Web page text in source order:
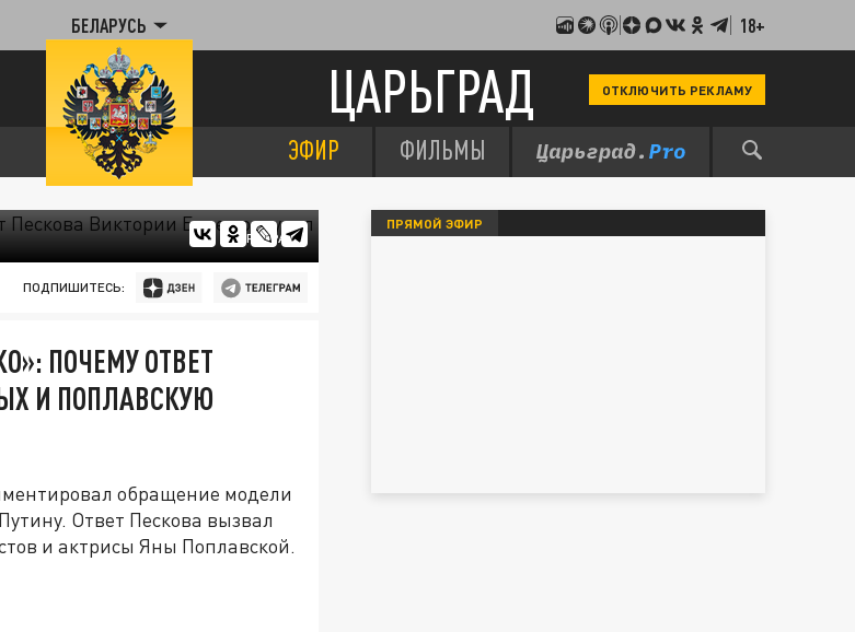
БЕЛАРУСЬ 18+
ЦАРЬГРАД ОТКЛЮЧИТЬ РЕКЛАМУ
ЭФИР ФИЛЬМЫ
ЦАРЬГРАД
ПОДПИШИТЕСЬ:
ПОЧЕМУ ОТВЕТ
И ПОПЛАВСКУЮ
обращение модели
Ответ Пескова вызвал
и актрисы Яны Поплавской.
ПРЯМОЙ ЭФИР